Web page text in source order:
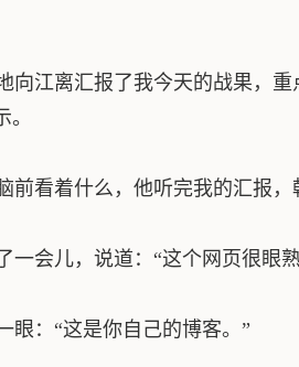
江离汇报了我今天的战果，
看着什么，他听完我的汇报
会儿，说道：“这个网页很眼
：“这是你自己的博客。”